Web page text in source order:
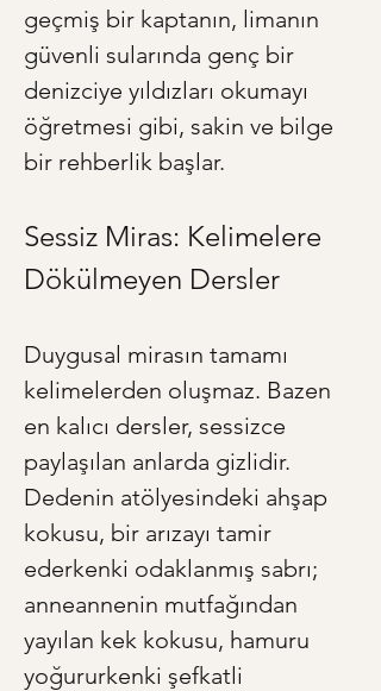
geçmiş bir kaptanın, limanın
güvenli sularında genç bir
denizciye yıldızları okumayı
öğretmesi gibi, sakin ve bilge
bir rehberlik başlar.
Sessiz Miras: Kelimelere
Dökülmeyen Dersler
Duygusal mirasın tamamı
kelimelerden oluşmaz. Bazen
en kalıcı dersler, sessizce
paylaşılan anlarda gizlidir.
Dedenin atölyesindeki ahşap
kokusu, bir arızayı tamir
ederkenki odaklanmış sabrı;
anneannenin mutfağından
yayılan kek kokusu, hamuru
yoğururkenki şefkatli